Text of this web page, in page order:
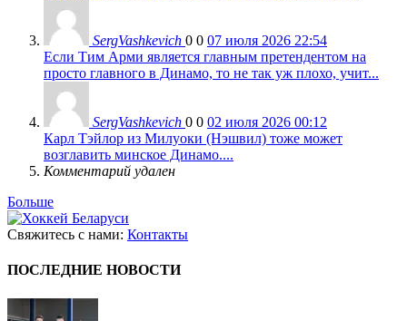
SergVashkevich 0 0 07 июля 2026 22:54
Если Тим Арми является главным претендентом на
просто главного в Динамо, то не так уж плохо, учит...
SergVashkevich 0 0 02 июля 2026 00:12
Карл Тэйлор из Милуоки (Нэшвил) тоже может
возглавить минское Динамо....
Комментарий удален
Больше
Свяжитесь с нами: Контакты
ПОСЛЕДНИЕ НОВОСТИ